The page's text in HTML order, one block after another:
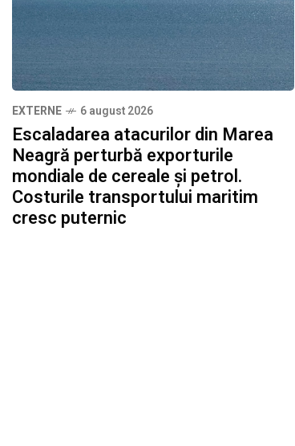
EXTERNE 6 august 2026
Escaladarea atacurilor din Marea
Neagră perturbă exporturile
mondiale de cereale și petrol.
Costurile transportului maritim
cresc puternic